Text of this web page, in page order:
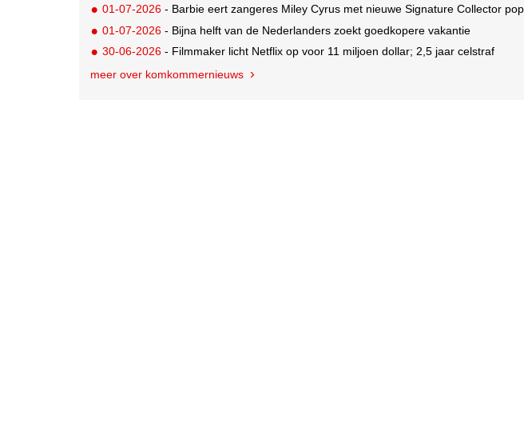
01-07-2026 - Barbie eert zangeres Miley Cyrus met nieuwe Signature Collector pop
01-07-2026 - Bijna helft van de Nederlanders zoekt goedkopere vakantie
30-06-2026 - Filmmaker licht Netflix op voor 11 miljoen dollar; 2,5 jaar celstraf
meer over komkommernieuws